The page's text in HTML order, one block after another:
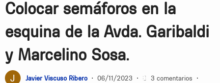
Colocar semáforos en la
esquina de la Avda. Garibaldi
y Marcelino Sosa.
Javier Viscuso Ribero • 06/11/2023 • 3 comentarios •